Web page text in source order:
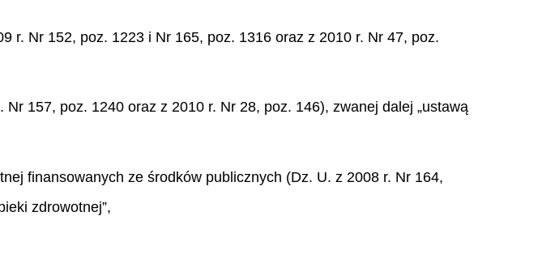
r. Nr 152, poz. 1223 i Nr 165, poz. 1316 oraz z 2010 r. Nr 47, poz.
157, poz. 1240 oraz z 2010 r. Nr 28, poz. 146), zwanej dalej „ustawą
finansowanych ze środków publicznych (Dz. U. z 2008 r. Nr 164,
zdrowotnej”,